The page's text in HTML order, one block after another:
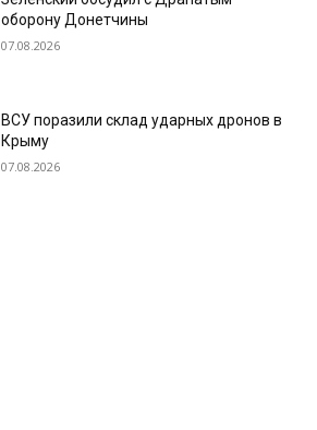
оборону Донетчины
07.08.2026
ВСУ поразили склад ударных дронов в
Крыму
07.08.2026